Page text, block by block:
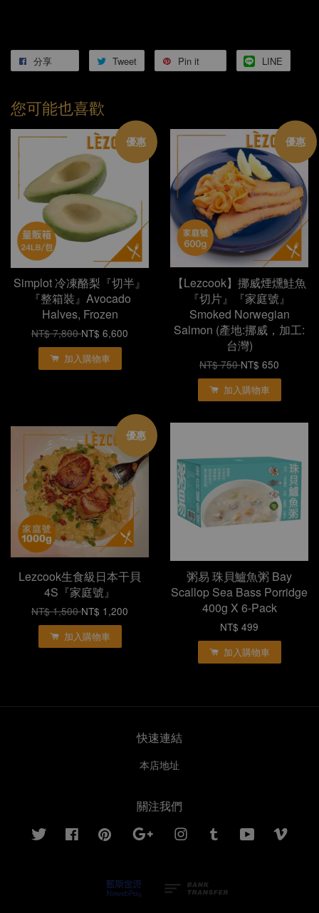
分享 Tweet Pin it LINE
您可能也喜歡
優惠
Simplot 冷凍酪梨『切半』
『整箱裝』Avocado
Halves, Frozen
NT$ 7,800NT$ 6,600
加入購物車
優惠
【Lezcook】挪威煙燻鮭魚
『切片』『家庭號』
Smoked Norwegian
Salmon (產地:挪威，加工:
台灣)
NT$ 750NT$ 650
加入購物車
優惠
Lezcook生食級日本干貝
4S『家庭號』
NT$ 1,500NT$ 1,200
加入購物車
粥易 珠貝鱸魚粥 Bay
Scallop Sea Bass Porridge
400g X 6-Pack
NT$ 499
加入購物車
快速連結
本店地址
關注我們
Twitter Facebook Pinterest Google Instagram Tumblr YouTube